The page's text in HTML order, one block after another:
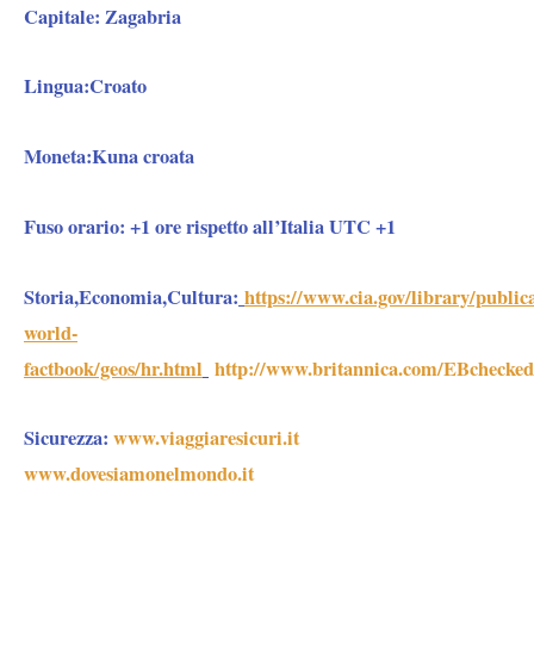
Capitale: Zagabria
Lingua:Croato
Moneta:Kuna croata
Fuso orario: +1 ore rispetto all’Italia UTC +1
Storia,Economia,Cultura: https://www.cia.gov/library/
world-
factbook/geos/hr.html http://www.britannica.com/
Sicurezza: www.viaggiaresicuri.it
www.dovesiamonelmondo.it